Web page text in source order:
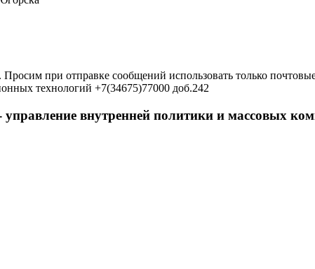
при отправке сообщений использовать только
технологий +7(34675)77000 доб.242
внутренней политики и массовых